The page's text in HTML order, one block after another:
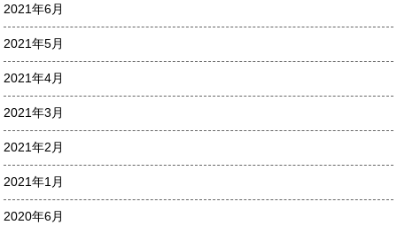
2021年6月
2021年5月
2021年4月
2021年3月
2021年2月
2021年1月
2020年6月